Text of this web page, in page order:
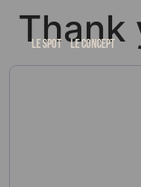
Le Spot Le Concept
Thank